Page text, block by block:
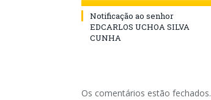
Notificação ao senhor
EDCARLOS UCHOA SILVA
CUNHA
Os comentários estão fechados.